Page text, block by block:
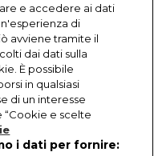
e accedere ai dati
di
avviene tramite il
dai dati sulla
È possibile
in qualsiasi
di un interesse
e scelte
i dati per fornire: